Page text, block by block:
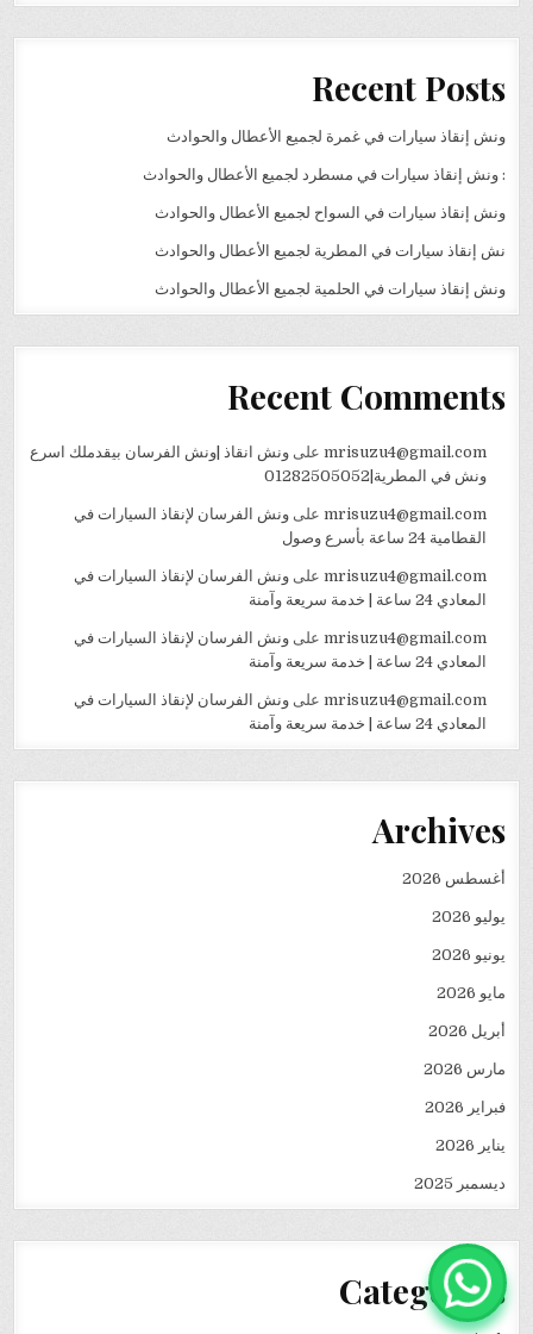
Recent Posts
ونش إنقاذ سيارات في غمرة لجميع الأعطال والحوادث
: ونش إنقاذ سيارات في مسطرد لجميع الأعطال والحوادث
ونش إنقاذ سيارات في السواح لجميع الأعطال والحوادث
نش إنقاذ سيارات في المطرية لجميع الأعطال والحوادث
ونش إنقاذ سيارات في الحلمية لجميع الأعطال والحوادث
Recent Comments
mrisuzu4@gmail.comعلى ونش انقاذ |ونش الفرسان بيقدملك اسرع
ونش في المطرية|01282505052
mrisuzu4@gmail.comعلى ونش الفرسان لإنقاذ السيارات في
القطامية 24 ساعة بأسرع وصول
mrisuzu4@gmail.comعلى ونش الفرسان لإنقاذ السيارات في
المعادي 24 ساعة | خدمة سريعة وآمنة
mrisuzu4@gmail.comعلى ونش الفرسان لإنقاذ السيارات في
المعادي 24 ساعة | خدمة سريعة وآمنة
mrisuzu4@gmail.comعلى ونش الفرسان لإنقاذ السيارات في
المعادي 24 ساعة | خدمة سريعة وآمنة
Archives
أغسطس 2026
يوليو 2026
يونيو 2026
مايو 2026
أبريل 2026
مارس 2026
فبراير 2026
يناير 2026
ديسمبر 2025
Categories